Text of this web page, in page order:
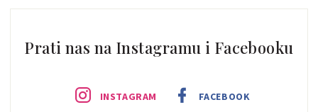
Prati nas na Instagramu i Facebooku
INSTAGRAM FACEBOOK